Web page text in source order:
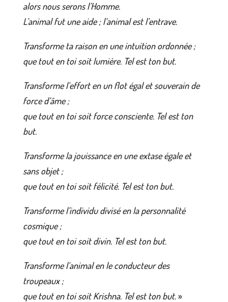
alors nous serons l’Homme.
L’animal fut une aide ; l’animal est l’entrave.
Transforme ta raison en une intuition ordonnée ;
que tout en toi soit lumière. Tel est ton but.
Transforme l’effort en un flot égal et souverain de
force d’âme ;
que tout en toi soit force consciente. Tel est ton
but.
Transforme la jouissance en une extase égale et
sans objet ;
que tout en toi soit félicité. Tel est ton but.
Transforme l’individu divisé en la personnalité
cosmique ;
que tout en toi soit divin. Tel est ton but.
Transforme l’animal en le conducteur des
troupeaux ;
que tout en toi soit Krishna. Tel est ton but.»